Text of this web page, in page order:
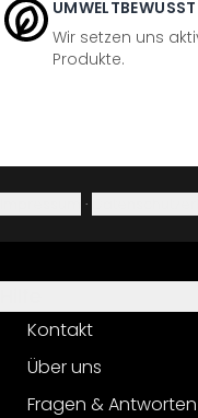
UMWELTBEWUSST
Wir setzen uns
Produkte.
·
Kontakt
Über uns
Fragen & Antworten